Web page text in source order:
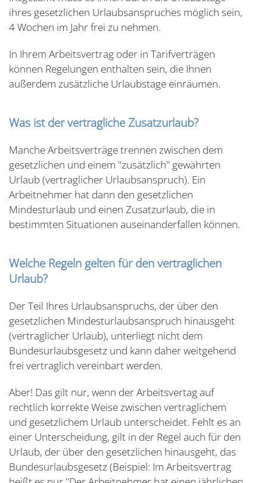
ihres gesetzlichen Urlaubsanspruches möglich sein,
4 Wochen im Jahr frei zu nehmen.
In Ihrem Arbeitsvertrag oder in Tarifverträgen
können Regelungen enthalten sein, die Ihnen
außerdem zusätzliche Urlaubstage einräumen.
Was ist der vertragliche Zusatzurlaub?
Manche Arbeitsverträge trennen zwischen dem
gesetzlichen und einem "zusätzlich" gewährten
Urlaub (vertraglicher Urlaubsanspruch). Ein
Arbeitnehmer hat dann den gesetzlichen
Mindesturlaub und einen Zusatzurlaub, die in
bestimmten Situationen auseinanderfallen können.
Welche Regeln gelten für den vertraglichen
Urlaub?
Der Teil Ihres Urlaubsanspruchs, der über den
gesetzlichen Mindesturlaubsanspruch hinausgeht
(vertraglicher Urlaub), unterliegt nicht dem
Bundesurlaubsgesetz und kann daher weitgehend
frei vertraglich vereinbart werden.
Aber! Das gilt nur, wenn der Arbeitsvertag auf
rechtlich korrekte Weise zwischen vertraglichem
und gesetzlichem Urlaub unterscheidet. Fehlt es an
einer Unterscheidung, gilt in der Regel auch für den
Urlaub, der über den gesetzlichen hinausgeht, das
Bundesurlaubsgesetz (Beispiel: Im Arbeitsvertrag